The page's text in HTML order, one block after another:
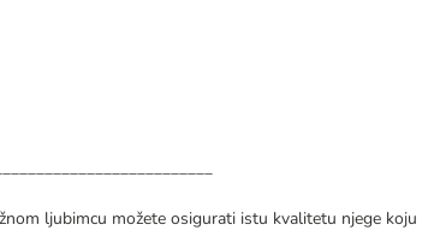
ljubimcu možete osigurati istu kvalitetu njege koju